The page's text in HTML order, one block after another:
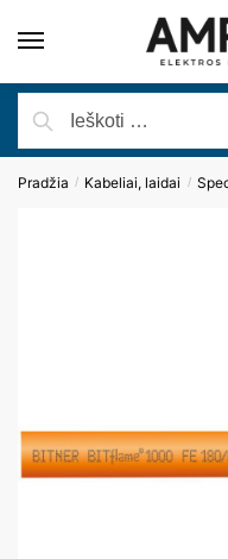
Pradžia / Kabeliai, laidai /